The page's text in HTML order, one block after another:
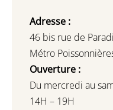
Adresse :
46 bis rue de
Métro
Ouverture :
Du mercredi au
14H – 19H